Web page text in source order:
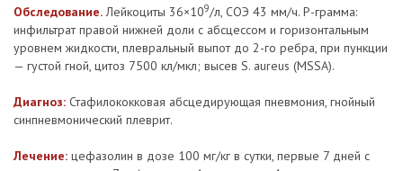
Обследование.Лейкоциты 36×109/л, СОЭ 43 мм/ч. Р-грамма:
инфильтрат правой нижней доли с абсцессом и горизонтальным
уровнем жидкости, плевральный выпот до 2-го ребра, при пункции
— густой гной, цитоз 7500 кл/мкл; высев S. aureus (MSSA).
Диагноз: Стафилококковая абсцедирующая пневмония, гнойный
синпневмонический плеврит.
Лечение: цефазолин в дозе 100 мг/кг в сутки, первые 7 дней с